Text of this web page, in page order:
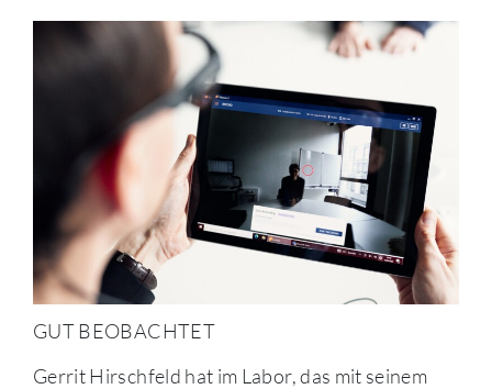
GUT BEOBACHTET
Gerrit Hirschfeld hat im Labor, das mit seinem